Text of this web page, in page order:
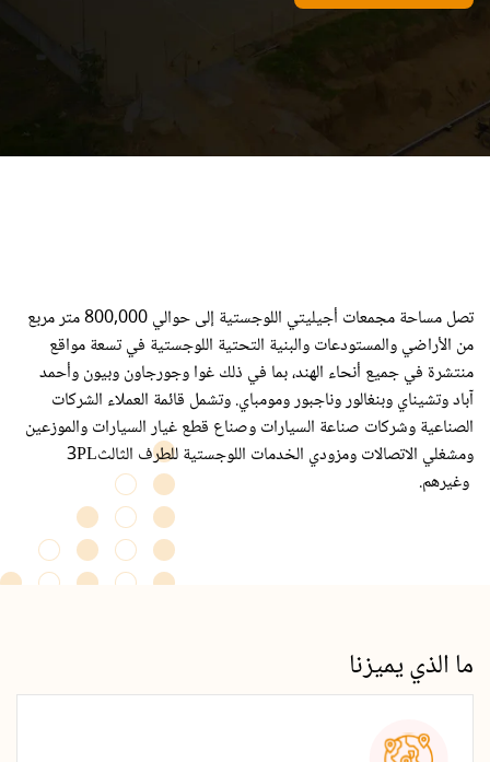
تصل مساحة مجمعات أجيليتي اللوجستية إلى حوالي 800,000 متر مربع
من الأراضي والمستودعات والبنية التحتية اللوجستية في تسعة مواقع
منتشرة في جميع أنحاء الهند، بما في ذلك غوا وجورجاون وبيون وأحمد
آباد وتشيناي وبنغالور وناجبور ومومباي. وتشمل قائمة العملاء الشركات
الصناعية وشركات صناعة السيارات وصناع قطع غيار السيارات والموزعين
ومشغلي الاتصالات ومزودي الخدمات اللوجستية للطرف الثالث3PL
وغيرهم.
ما الذي يميزنا